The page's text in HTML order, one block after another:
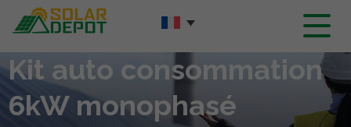
Contenu
principal
Kit auto consommation
6kW monophasé